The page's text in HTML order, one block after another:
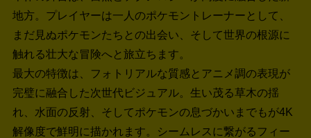
地方。プレイヤーは一人のポケモントレーナーとして、
まだ見ぬポケモンたちとの出会い、そして世界の根源に
触れる壮大な冒険へと旅立ちます。
最大の特徴は、フォトリアルな質感とアニメ調の表現が
完璧に融合した次世代ビジュアル。生い茂る草木の揺
れ、水面の反射、そしてポケモンの息づかいまでもが4K
解像度で鮮明に描かれます。シームレスに繋がるフィー